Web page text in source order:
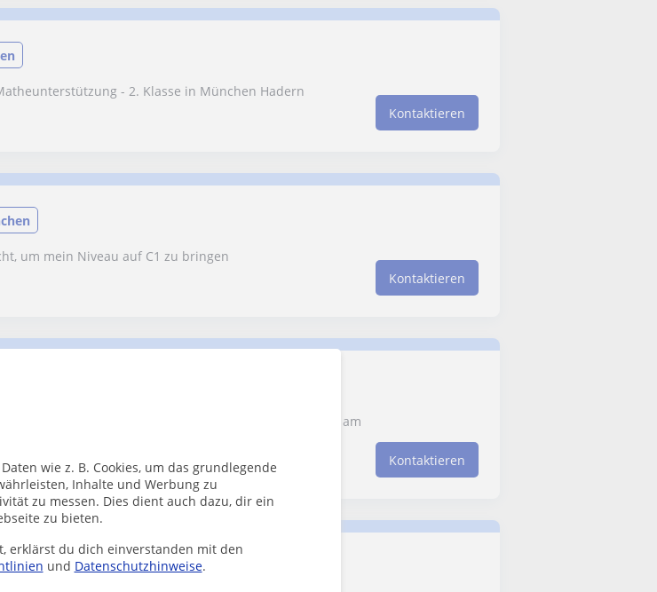
wie z. B. Cookies, um das grundlegende
Inhalte und Werbung zu
zu messen. Dies dient auch dazu, dir ein
zu bieten.
erklärst du dich einverstanden mit den
und Datenschutzhinweise.
- 2. Klasse in München Hadern
Kontaktieren
um mein Niveau auf C1 zu bringen
Kontaktieren
Unterricht in München. Kann auch gerne 1x pro Monat am
Kontaktieren